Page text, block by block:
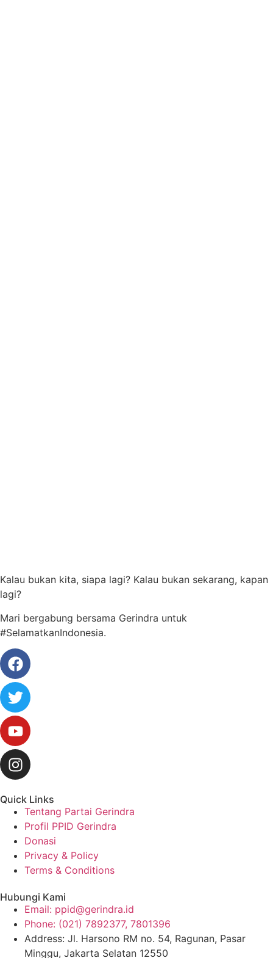
Kalau bukan kita, siapa lagi? Kalau bukan sekarang, kapan
lagi?
Mari bergabung bersama Gerindra untuk
#SelamatkanIndonesia.
Quick Links
Tentang Partai Gerindra
Profil PPID Gerindra
Donasi
Privacy & Policy
Terms & Conditions
Hubungi Kami
Email: ppid@gerindra.id
Phone: (021) 7892377, 7801396
Address: Jl. Harsono RM no. 54, Ragunan, Pasar
Minggu, Jakarta Selatan 12550